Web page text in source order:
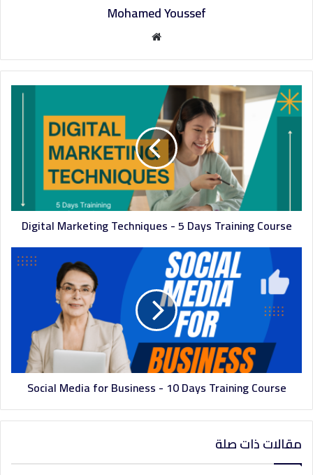
Mohamed Youssef
ق
ع
و
ي
ب
Digital Marketing Techniques - 5 Days Training Course
Social Media for Business - 10 Days Training Course
مقالات ذات صلة